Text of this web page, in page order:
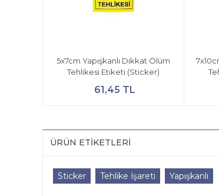
5x7cm Yapışkanlı Dikkat Ölüm
Tehlikesi Etiketi (Sticker)
61,45 TL
ÜRÜN ETIKETLERI
Sticker Tehlike İşareti Yapışkanlı